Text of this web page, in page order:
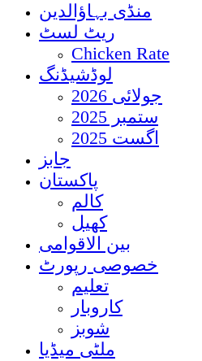
منڈی بہاؤالدین
ریٹ لسٹ
Chicken Rate
لوڈشیڈنگ
جولائی 2026
ستمبر 2025
اگست 2025
جابز
پاکستان
کالم
کھیل
بین الاقوامی
خصوصی رپورٹ
تعلیم
کاروبار
شوبز
ملٹی میڈیا